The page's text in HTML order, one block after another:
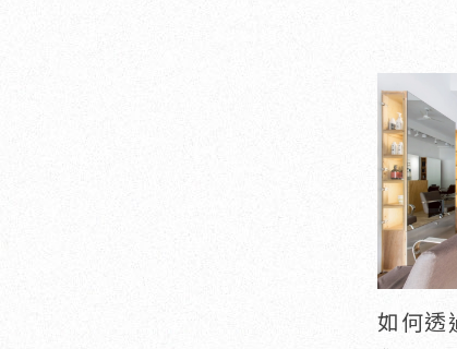
如何透